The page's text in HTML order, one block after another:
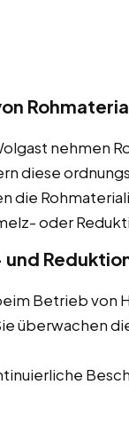
nehmen
diese
die
oder
Betrieb von
überwachen